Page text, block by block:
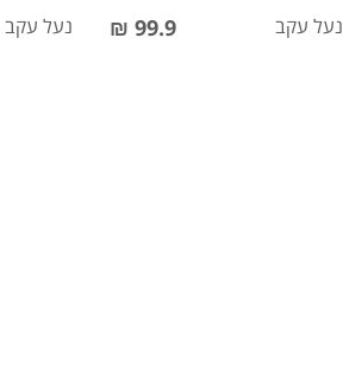
נעל עקב 99.9 ₪ נעל עקב